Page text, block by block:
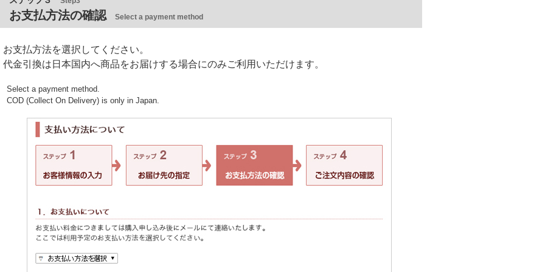
お支払方法の確認 Select a payment method
お支払方法を選択してください。
代金引換は日本国内へ商品をお届けする場合にのみご利用いただけます。
Select a payment method.
COD (Collect On Delivery) is only in Japan.